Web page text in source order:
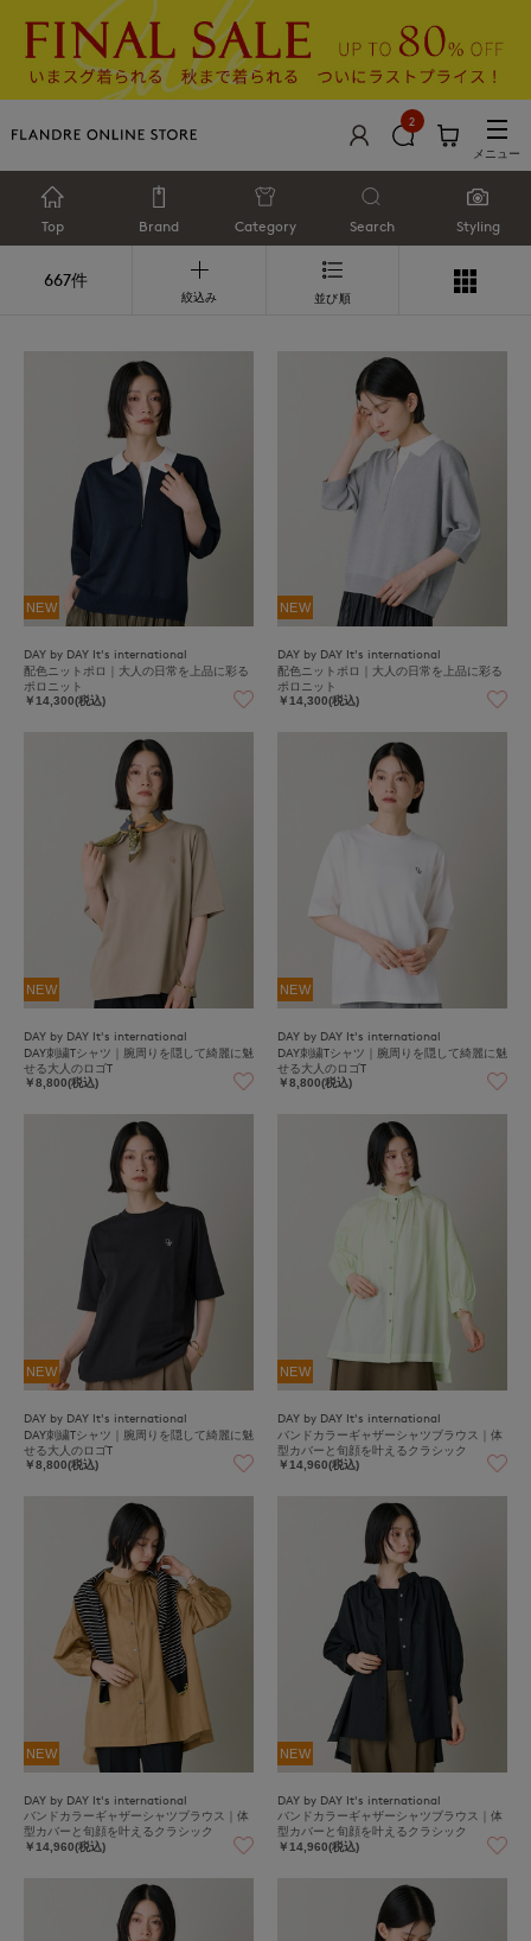
2
メニュー
Top Brand Category Search Styling
667件
絞込み 並び順
NEW
DAY by DAY It's international
配色ニットポロ｜大人の日常を上品に彩る
ポロニット
￥14,300(税込)
NEW
DAY by DAY It's international
配色ニットポロ｜大人の日常を上品に彩る
ポロニット
￥14,300(税込)
NEW
DAY by DAY It's international
DAY刺繍Tシャツ｜腕周りを隠して綺麗に魅
せる大人のロゴT
￥8,800(税込)
NEW
DAY by DAY It's international
DAY刺繍Tシャツ｜腕周りを隠して綺麗に魅
せる大人のロゴT
￥8,800(税込)
NEW
DAY by DAY It's international
DAY刺繍Tシャツ｜腕周りを隠して綺麗に魅
せる大人のロゴT
￥8,800(税込)
NEW
DAY by DAY It's international
バンドカラーギャザーシャツブラウス｜体
型カバーと旬顔を叶えるクラシック
￥14,960(税込)
NEW
DAY by DAY It's international
バンドカラーギャザーシャツブラウス｜体
型カバーと旬顔を叶えるクラシック
￥14,960(税込)
NEW
DAY by DAY It's international
バンドカラーギャザーシャツブラウス｜体
型カバーと旬顔を叶えるクラシック
￥14,960(税込)